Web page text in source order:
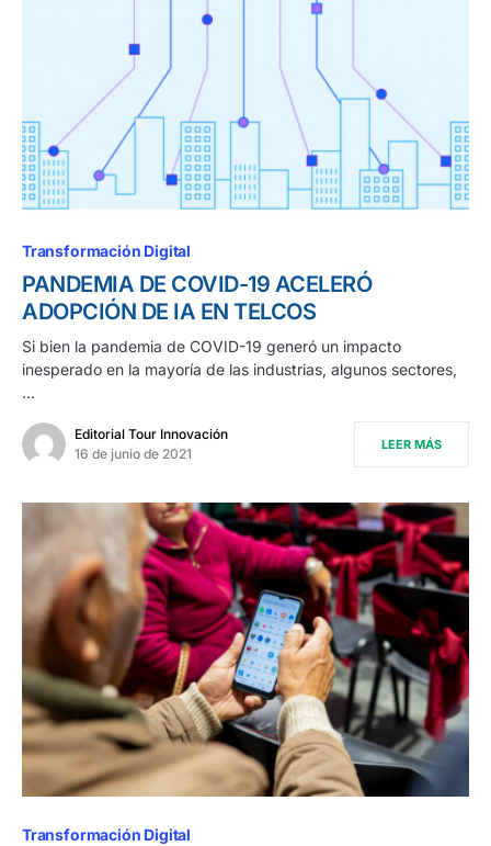
Transformación Digital
PANDEMIA DE COVID-19 ACELERÓ
ADOPCIÓN DE IA EN TELCOS
Si bien la pandemia de COVID-19 generó un impacto
inesperado en la mayoría de las industrias, algunos sectores,
…
Editorial Tour Innovación
16 de junio de 2021
LEER MÁS
Transformación Digital